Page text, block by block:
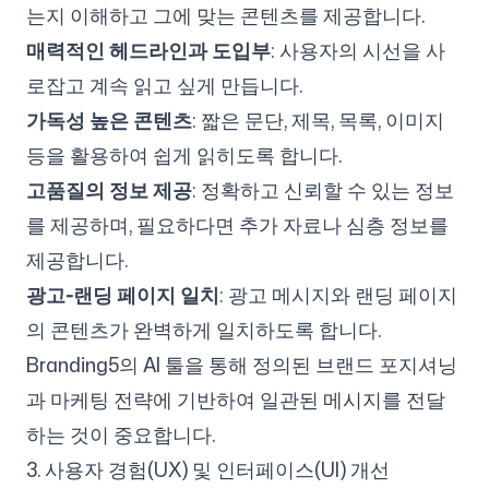
는지 이해하고 그에 맞는 콘텐츠를 제공합니다.
매력적인 헤드라인과 도입부: 사용자의 시선을 사
로잡고 계속 읽고 싶게 만듭니다.
가독성 높은 콘텐츠: 짧은 문단, 제목, 목록, 이미지
등을 활용하여 쉽게 읽히도록 합니다.
고품질의 정보 제공: 정확하고 신뢰할 수 있는 정보
를 제공하며, 필요하다면 추가 자료나 심층 정보를
제공합니다.
광고-랜딩 페이지 일치: 광고 메시지와 랜딩 페이지
의 콘텐츠가 완벽하게 일치하도록 합니다.
Branding5의 AI 툴을 통해 정의된 브랜드 포지셔닝
과 마케팅 전략에 기반하여 일관된 메시지를 전달
하는 것이 중요합니다.
3. 사용자 경험(UX) 및 인터페이스(UI) 개선